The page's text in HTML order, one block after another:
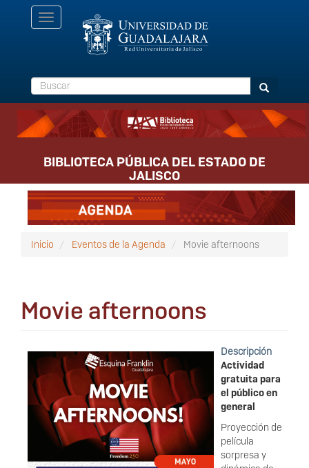
Toggle
navigation
Buscar Buscar
BIBLIOTECA PÚBLICA DEL ESTADO DE
JALISCO
Inicio Eventos de la Agenda Movie afternoons
Movie afternoons
Descripción
Actividad
gratuita para
el público en
general
Proyección de
película
sorpresa y